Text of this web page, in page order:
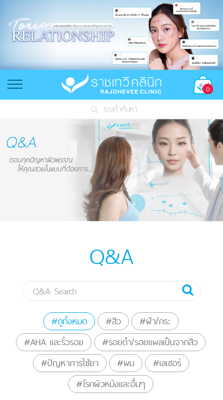
0
ระบุคำค้นหา
Q&A
#ดูทั้งหมด #สิว
#ฝ้า/กระ
#AHA และริ้วรอย
#รอยดำ/รอยแผลเป็นจากสิว
#ปัญหาการใช้ยา
#ผม
#เลเซอร์
#โรคผิวหนังและอื่นๆ